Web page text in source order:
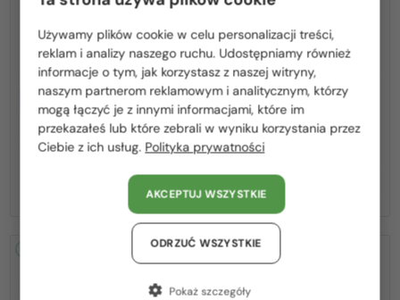
Z SOCZEWKĄ MONOFOKALNĄ
PLUS 275 PLN
Chopard—Optična okvirja
VCH379 - 0BLK - 54
Chopard—Sončna očala
SCH353M - 04GB - 54
1 526 PLN
2-4 DNI
Proszę wybierz z listy odpowiedni dla Ciebie kraj:
Polska / PL
România / RO
Magyarország / HU
United Arab Emirates / EN
Austria / AT
Niemcy / DE
Używamy plików cookie w celu personalizacji treści,
reklam i analizy naszego ruchu. Udostępniamy również
informacje o tym, jak korzystasz z naszej witryny,
naszym partnerom reklamowym i analitycznym, którzy
mogą łączyć je z innymi informacjami, które im
przekazałeś lub które zebrali w wyniku korzystania przez
Ciebie z ich usług. Polityka prywatności
AKCEPTUJ WSZYSTKIE
ODRZUĆ WSZYSTKIE
Pokaż szczegóły